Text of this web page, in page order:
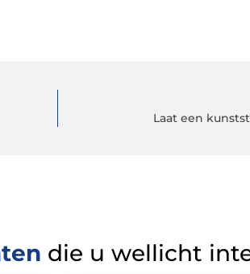
Laat een
die u wellicht